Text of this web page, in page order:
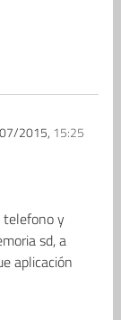
2015, 15:25
telefono y
sd, a
aplicación